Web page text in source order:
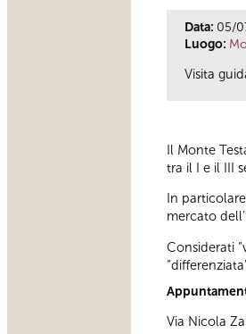
Data: 05/
Luogo:
Visita
Il Monte
tra il I e il III
In
mercato
Considerati
Via Nicola